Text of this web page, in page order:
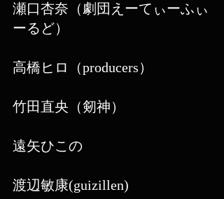
瀬口杏奈（劇団えーてぃーふぃ
ーるど）
高橋ヒロ（producers）
​竹田直央（剱神）
遠矢ひこの
渡辺敏康(guizillen)